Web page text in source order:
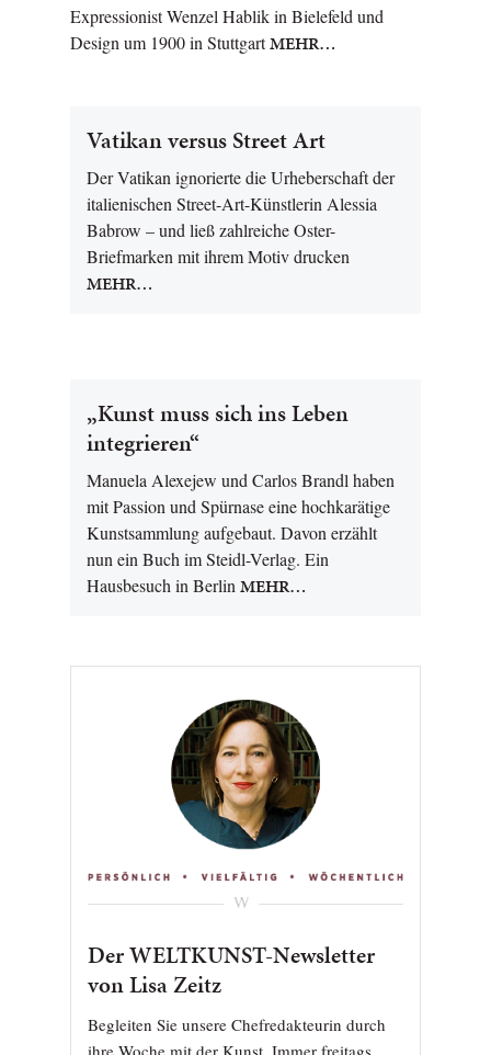
Expressionist Wenzel Hablik in Bielefeld und
Design um 1900 in StuttgartMEHR…
Vatikan versus Street Art
Der Vatikan ignorierte die Urheberschaft der
italienischen Street-Art-Künstlerin Alessia
Babrow – und ließ zahlreiche Oster-
Briefmarken mit ihrem Motiv drucken
MEHR…
„Kunst muss sich ins Leben
integrieren“
Manuela Alexejew und Carlos Brandl haben
mit Passion und Spürnase eine hochkarätige
Kunstsammlung aufgebaut. Davon erzählt
nun ein Buch im Steidl-Verlag. Ein
Hausbesuch in Berlin MEHR…
Der WELTKUNST-Newsletter
von Lisa Zeitz
Begleiten Sie unsere Chefredakteurin durch
ihre Woche mit der Kunst. Immer freitags